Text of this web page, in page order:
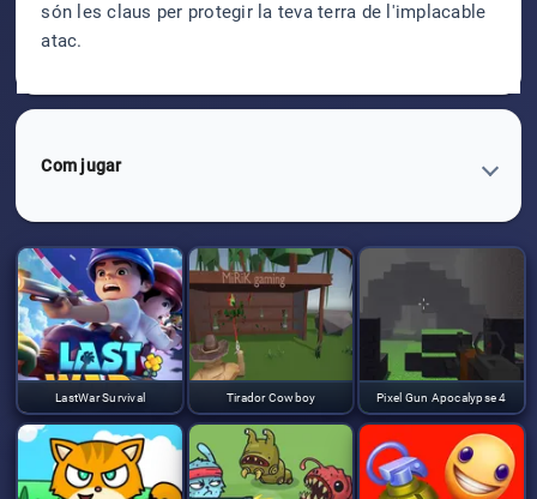
són les claus per protegir la teva terra de l'implacable
atac.
Com jugar
LastWar Survival Tirador Cowboy Pixel Gun Apocalypse 4